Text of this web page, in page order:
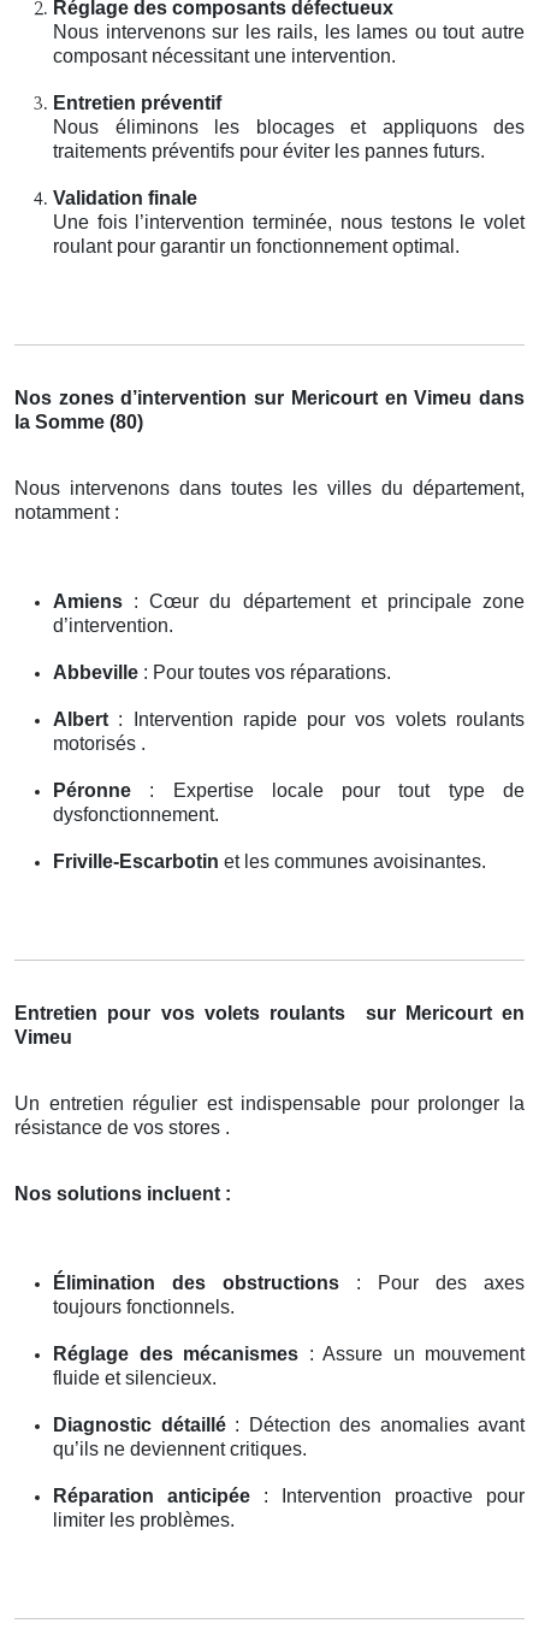
Réglage des composants défectueux
Nous intervenons sur les rails, les lames ou tout autre
composant nécessitant une intervention.
Entretien préventif
Nous éliminons les blocages et appliquons des
traitements préventifs pour éviter les pannes futurs.
Validation finale
Une fois l’intervention terminée, nous testons le volet
roulant pour garantir un fonctionnement optimal.
Nos zones d’intervention sur Mericourt en Vimeu dans
la Somme (80)
Nous intervenons dans toutes les villes du département,
notamment :
Amiens : Cœur du département et principale zone
d’intervention.
Abbeville : Pour toutes vos réparations.
Albert : Intervention rapide pour vos volets roulants
motorisés .
Péronne : Expertise locale pour tout type de
dysfonctionnement.
Friville-Escarbotin et les communes avoisinantes.
Entretien pour vos volets roulants
sur Mericourt en
Vimeu
Un entretien régulier est indispensable pour prolonger la
résistance de vos stores .
Nos solutions incluent :
Élimination des obstructions : Pour des axes
toujours fonctionnels.
Réglage des mécanismes : Assure un mouvement
fluide et silencieux.
Diagnostic détaillé: Détection des anomalies avant
qu’ils ne deviennent critiques.
Réparation anticipée : Intervention proactive pour
limiter les problèmes.